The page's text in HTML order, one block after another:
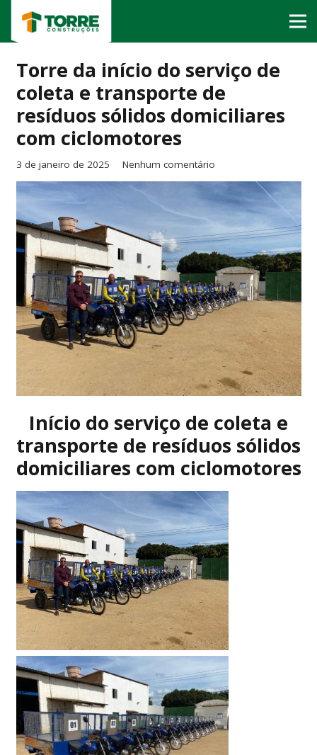
Torre da início do serviço de
coleta e transporte de
resíduos sólidos domiciliares
com ciclomotores
3 de janeiro de 2025 Nenhum comentário
Início do serviço de coleta e
transporte de resíduos sólidos
domiciliares com ciclomotores